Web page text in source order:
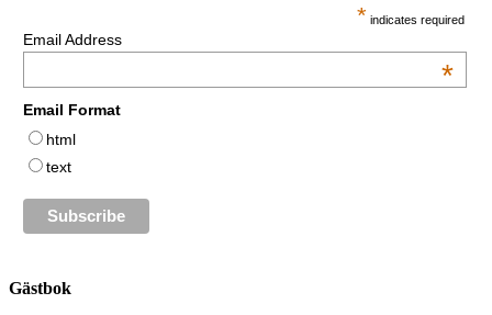
* indicates required
Email Address
*
Email Format
html
text
Gästbok